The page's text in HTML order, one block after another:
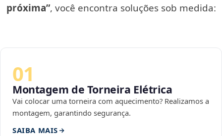
próxima”, você encontra soluções sob medida:
01
Montagem de Torneira Elétrica
Vai colocar uma torneira com aquecimento? Realizamos a
montagem, garantindo segurança.
SAIBA MAIS